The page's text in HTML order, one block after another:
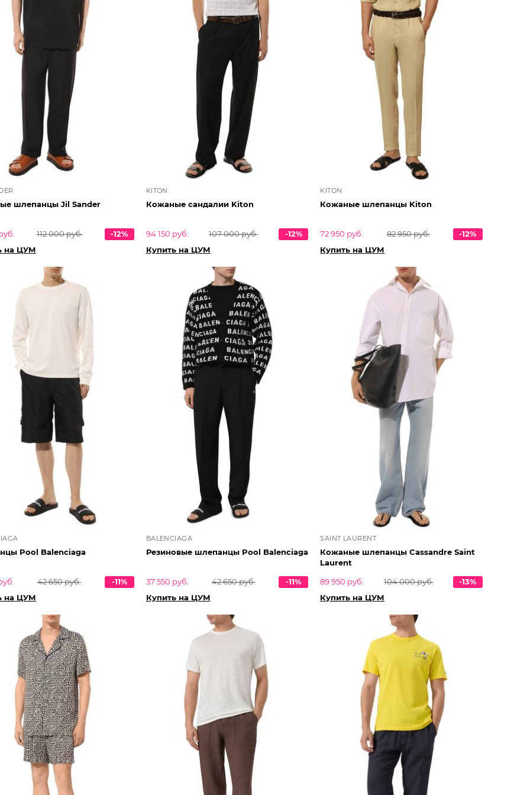
шлепанцы Jil Sander
112 000 руб.
-12%
на ЦУМ
KITON
Кожаные сандалии Kiton
94 150 руб. 107 000 руб.
-12%
Купить на ЦУМ
KITON
Кожаные шлепанцы Kiton
72 950 руб. 82 950 руб.
-12%
Купить на ЦУМ
Pool Balenciaga
42 650 руб.
-11%
на ЦУМ
BALENCIAGA
Резиновые шлепанцы Pool Balenciaga
37 550 руб. 42 650 руб.
-11%
Купить на ЦУМ
SAINT LAURENT
Кожаные шлепанцы Cassandre Saint
Laurent
89 950 руб.
104 000 руб.
-13%
Купить на ЦУМ